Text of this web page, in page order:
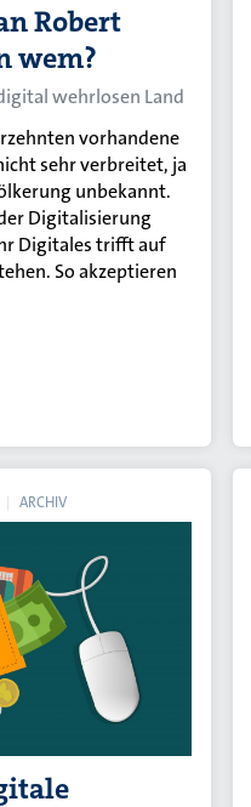
Robert
wem?
wehrlosen Land
vorhandene
sehr verbreitet, ja
unbekannt.
Digitalisierung
Digitales trifft auf
So akzeptieren
ARCHIV